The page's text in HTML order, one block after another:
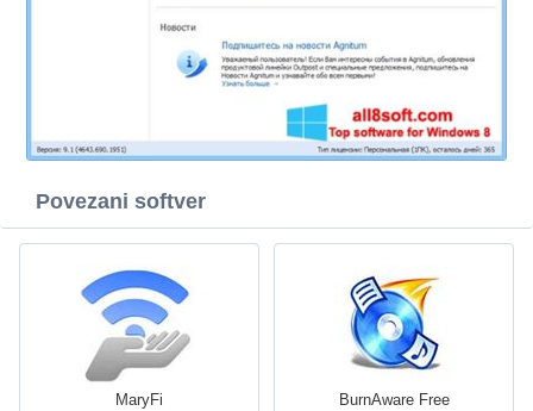
Povezani softver
MaryFi BurnAware Free